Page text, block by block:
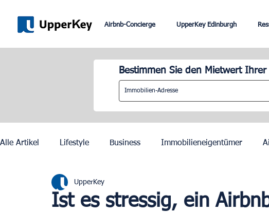
Airbnb-Concierge UpperKey Edinburgh
Bestimmen Sie den Mietwert
Alle Artikel Lifestyle Business Immobilieneigentümer
Rom Dubai
Ist es stressig, ein
UpperKey